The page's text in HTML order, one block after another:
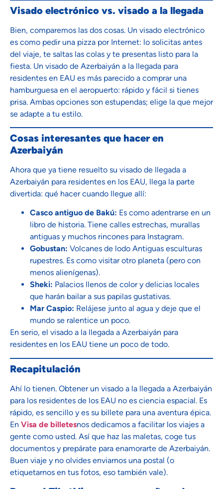
Visado electrónico vs. visado a la llegada
Bien, comparemos las dos cosas. Un visado electrónico
es como pedir una pizza por Internet: lo solicitas antes
del viaje, te saltas las colas y te presentas listo para la
fiesta. Un visado de Azerbaiyán a la llegada para
residentes en EAU es más parecido a comprar una
hamburguesa en el aeropuerto: rápido y fácil si tienes
prisa. Ambas opciones son estupendas; elige la que mejor
se adapte a tu estilo.
Cosas interesantes que hacer en
Azerbaiyán
Ahora que ya tiene resuelto su visado de llegada a
Azerbaiyán para residentes en los EAU, llega la parte
divertida: qué hacer cuando llegue allí:
Casco antiguo de Bakú: Es como adentrarse en un
libro de historia. Tiene calles estrechas, murallas
antiguas y muchos rincones para Instagram.
Gobustan: Volcanes de lodo Antiguas esculturas
rupestres. Es como visitar otro planeta (pero con
menos alienígenas).
Sheki: Palacios llenos de color y delicias locales
que harán bailar a sus papilas gustativas.
Mar Caspio: Relájese junto al agua y deje que el
mundo se ralentice un poco.
En serio, el visado a la llegada a Azerbaiyán para
residentes en los EAU tiene un poco de todo.
Recapitulación
Ahí lo tienen. Obtener un visado a la llegada a Azerbaiyán
para los residentes de los EAU no es ciencia espacial. Es
rápido, es sencillo y es su billete para una aventura épica.
En Visa de billetesnos dedicamos a facilitar los viajes a
gente como usted. Así que haz las maletas, coge tus
documentos y prepárate para enamorarte de Azerbaiyán.
Buen viaje y no olvides enviarnos una postal (o
etiquetarnos en tus fotos, eso también vale).